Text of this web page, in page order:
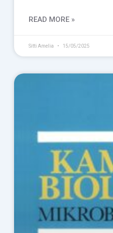
READ MORE »
Sitti Amelia 15/05/2025